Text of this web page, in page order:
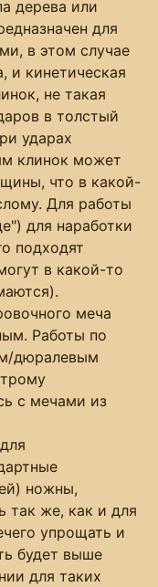
дерева или
для
в этом случае
и кинетическая
не такая
в толстый
ударах
клинок может
что в какой-
Для работы
для наработки
подходят
в какой-то
меча
Работы по
дюралевым
с мечами из
ножны,
так же, как и для
упрощать и
будет выше
для таких